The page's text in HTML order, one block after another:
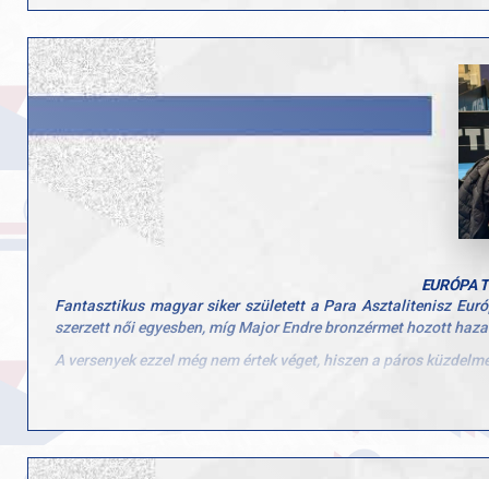
EURÓPA
Fantasztikus magyar siker született a Para Asztalitenisz
szerzett női egyesben, míg Major Endre bronzérmet hozott
A versenyek ezzel még nem értek véget, hiszen a páros